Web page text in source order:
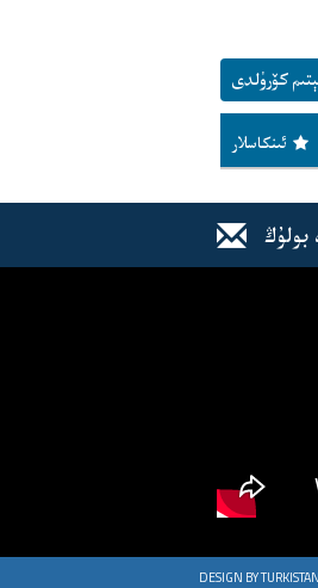
ئىنكاسلار
بولۇڭ
DESIGN BY